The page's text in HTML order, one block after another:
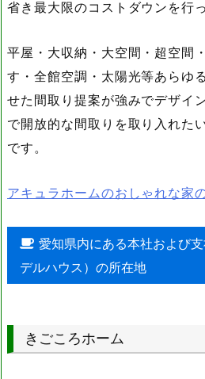
省き最大限のコストダウンを行
平屋・大収納・大空間・超空間
す・全館空調・太陽光等あらゆ
せた間取り提案が強みでデザイ
で開放的な間取りを取り入れた
です。
アキュラホームのおしゃれな家
愛知県内にある本社および
デルハウス）の所在地
一宮展示場
場
きごころホーム